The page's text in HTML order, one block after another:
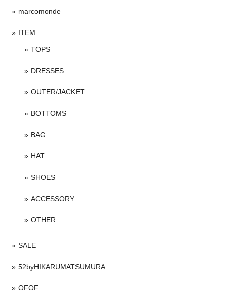
marcomonde
ITEM
TOPS
DRESSES
OUTER/JACKET
BOTTOMS
BAG
HAT
SHOES
ACCESSORY
OTHER
SALE
52byHIKARUMATSUMURA
OFOF